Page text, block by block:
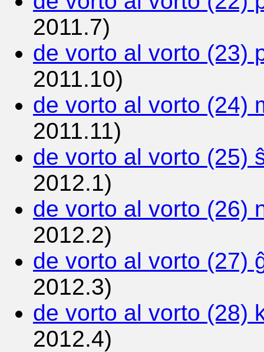
2011.7)
de vorto al vorto (23)
2011.10)
de vorto al vorto (24)
2011.11)
de vorto al vorto (25)
2012.1)
de vorto al vorto (26)
2012.2)
de vorto al vorto (27)
2012.3)
de vorto al vorto (28)
2012.4)